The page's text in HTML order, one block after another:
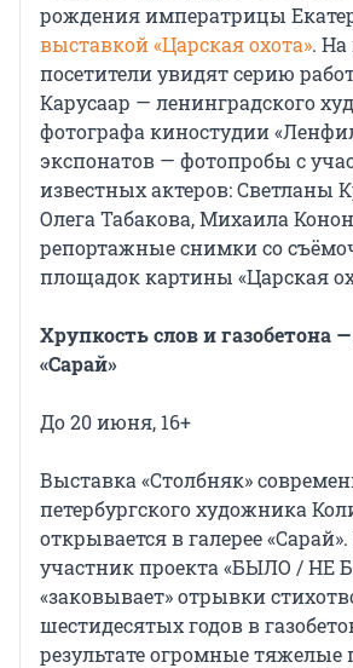
рождения императрицы
выставкой «Царская охота». На
посетители увидят серию
Карусаар — ленинградского
фотографа киностудии
экспонатов — фотопробы с
известных актеров: Светланы
Олега Табакова, Михаила
репортажные снимки со
площадок картины «Царская
Хрупкость слов и газобетона —
«Сарай»
До 20 июня, 16+
Выставка «Столбняк»
петербургского художника
открывается в галерее
участник проекта «БЫЛО / НЕ
«заковывает» отрывки
шестидесятых годов в
результате огромные тяжелые